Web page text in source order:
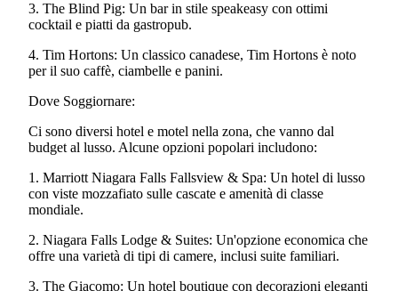
3. The Blind Pig: Un bar in stile speakeasy con ottimi
cocktail e piatti da gastropub.
4. Tim Hortons: Un classico canadese, Tim Hortons è noto
per il suo caffè, ciambelle e panini.
Dove Soggiornare:
Ci sono diversi hotel e motel nella zona, che vanno dal
budget al lusso. Alcune opzioni popolari includono:
1. Marriott Niagara Falls Fallsview & Spa: Un hotel di lusso
con viste mozzafiato sulle cascate e amenità di classe
mondiale.
2. Niagara Falls Lodge & Suites: Un'opzione economica che
offre una varietà di tipi di camere, inclusi suite familiari.
3. The Giacomo: Un hotel boutique con decorazioni eleganti